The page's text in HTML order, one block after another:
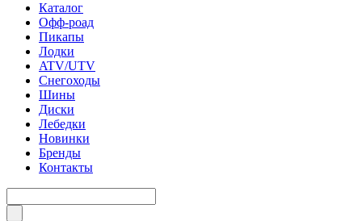
Каталог
Офф-роад
Пикапы
Лодки
ATV/UTV
Снегоходы
Шины
Диски
Лебедки
Новинки
Бренды
Контакты